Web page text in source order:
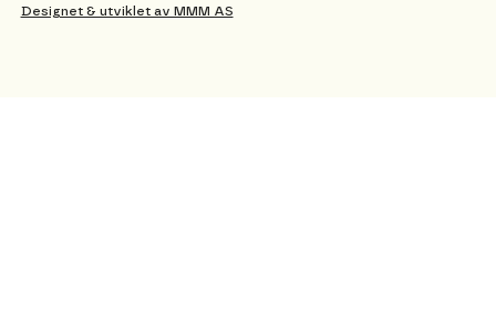
Designet & utviklet av MMM AS